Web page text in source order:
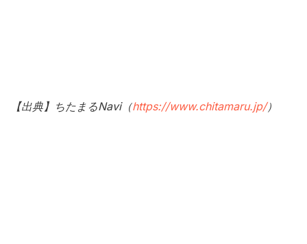
【出典】ちたまるNavi（https://www.chitamaru.jp/）